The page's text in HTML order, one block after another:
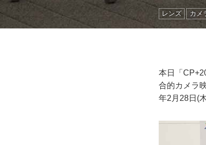
レンズ カメ
本日「
合的カメラ
年2月28日(